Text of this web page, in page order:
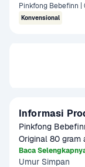
Konvensional
Informasi
Pinkfong
Original 80 gram
renyahnya ikan
pilihan snack
Baca
Umur Simpan